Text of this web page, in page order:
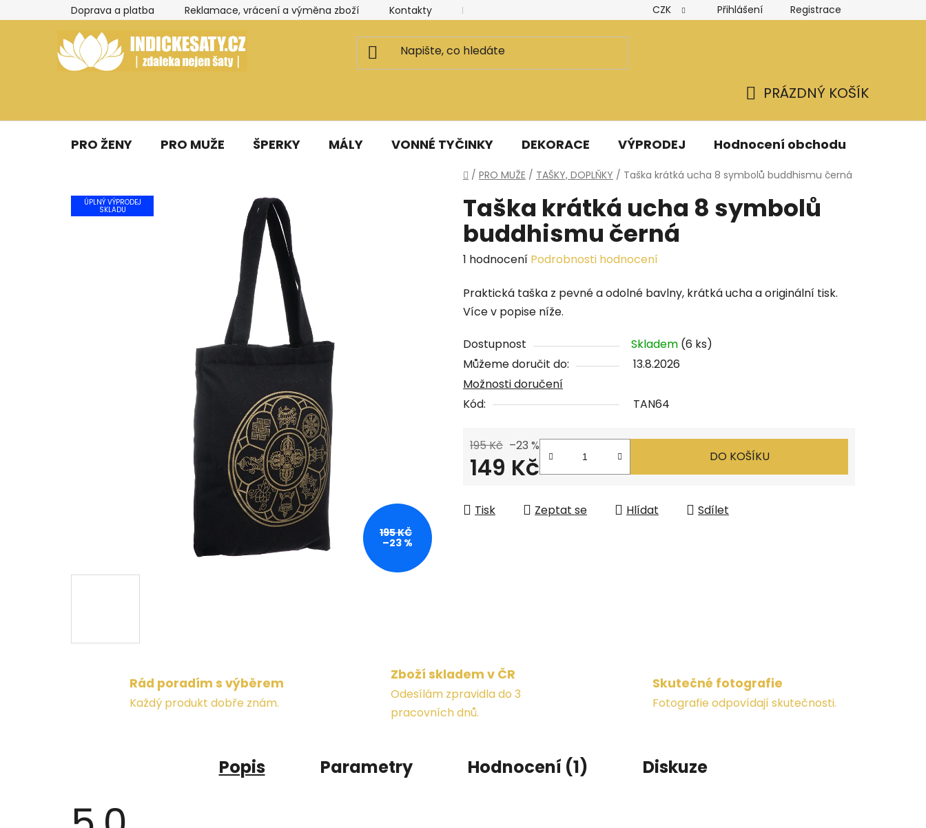
na
Doprava a platba Reklamace, vrácení a výměna zboží Kontakty Kancelář a ateliér Hodnocení obchodu Obchodní podmínky
CZK Přihlášení Registrace
KOŠÍK
PRÁZDNÝ KOŠÍK
PRO ŽENY PRO MUŽE ŠPERKY MÁLY VONNÉ TYČINKY DEKORACE VÝPRODEJ Hodnocení obchodu
Domů
/ PRO MUŽE / TAŠKY, DOPLŇKY / Taška krátká ucha 8 symbolů buddhismu černá
Taška krátká ucha 8 symbolů
buddhismu černá
Průměrné
produktu
je
z
5
hvězdiček.
1 hodnocení Podrobnosti hodnocení
Praktická taška z pevné a odolné bavlny, krátká ucha a originální tisk.
Více v popise níže.
Dostupnost Skladem (6 ks)
Můžeme doručit do:
13.8.2026
Možnosti doručení
Kód:
TAN64
195 Kč –23 %
149 Kč DO KOŠÍKU
Tisk Zeptat se Hlídat Sdílet
ÚPLNÝ VÝPRODEJ
SKLADU
195 KČ
–23 %
Rád poradím s výběrem
Každý produkt dobře znám.
Zboží skladem v ČR
Odesílám zpravidla do 3
pracovních dnů.
Skutečné fotografie
Fotografie odpovídají skutečnosti.
Popis Parametry Hodnocení (1) Diskuze